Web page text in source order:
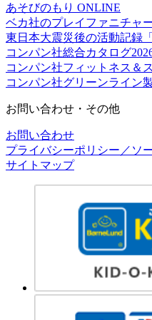
あそびのもり ONLINE
ベカ社のプレイファニチャ
東日本大震災後の活動記録
コンパン社総合カタログ
コンパン社フィットネス＆
コンパン社グリーンライン
お問い合わせ・その他
お問い合わせ
プライバシーポリシー／ソ
サイトマップ